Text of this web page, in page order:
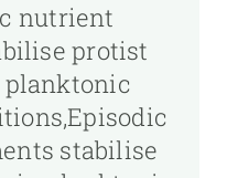
nutrient
protist
planktonic
stabilise